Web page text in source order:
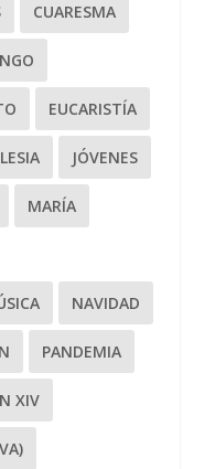
CUARESMA
EUCARISTÍA
JÓVENES
MARÍA
NAVIDAD
PANDEMIA
XIV